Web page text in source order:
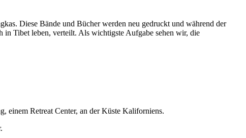
Diese Bände und Bücher werden neu gedruckt und während der
Tibet leben, verteilt. Als wichtigste Aufgabe sehen wir, die
einem Retreat Center, an der Küste Kaliforniens.